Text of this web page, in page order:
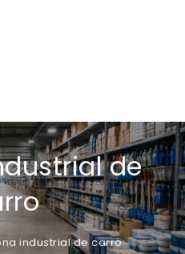
de
industrial de carro